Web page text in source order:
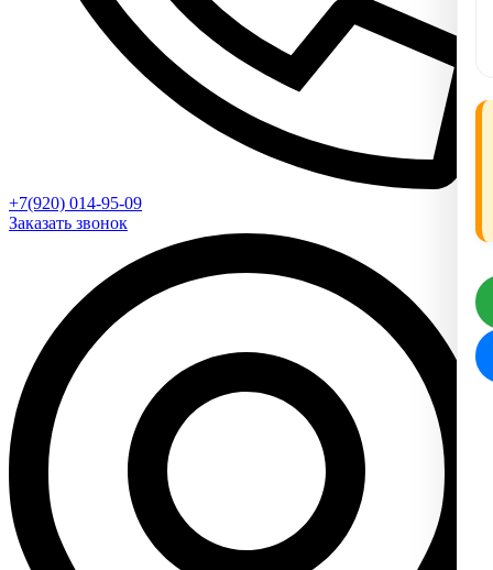
+7(920) 014-95-09
Заказать звонок